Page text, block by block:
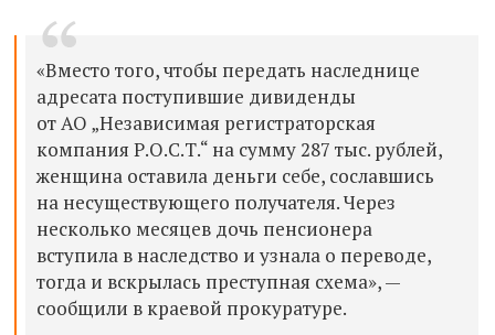
«Вместо того, чтобы передать наследнице
адресата поступившие дивиденды
от АО „Независимая регистраторская
компания Р.О.С.Т.“ на сумму 287 тыс. рублей,
женщина оставила деньги себе, сославшись
на несуществующего получателя. Через
несколько месяцев дочь пенсионера
вступила в наследство и узнала о переводе,
тогда и вскрылась преступная схема», —
сообщили в краевой прокуратуре.